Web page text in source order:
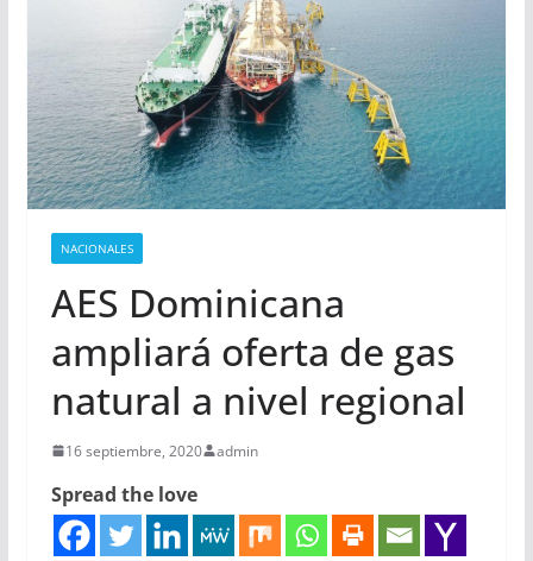
NACIONALES
AES Dominicana
ampliará oferta de gas
natural a nivel regional
16 septiembre, 2020 admin
Spread the love